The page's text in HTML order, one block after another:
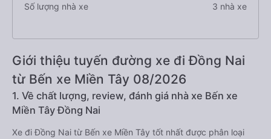
Số lượng nhà xe 3 nhà xe
Giới thiệu tuyến đường xe đi Đồng Nai
từ Bến xe Miền Tây 08/2026
1. Về chất lượng, review, đánh giá nhà xe Bến xe
Miền Tây Đồng Nai
Xe đi Đồng Nai từ Bến xe Miền Tây tốt nhất được phân loại